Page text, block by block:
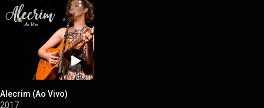
Alecrim (Ao Vivo)
2017